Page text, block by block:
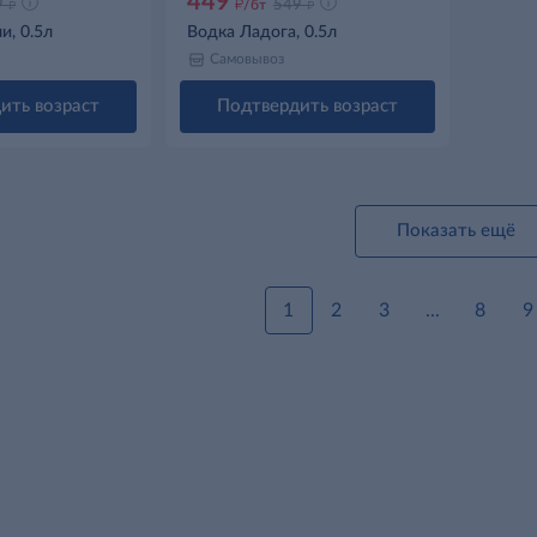
д
0.5л
возраст
/бт 549 д
Водка Ладога, 0.5л
Самовывоз
Подтвердить возраст
Показать ещё
1 2 3 ... 8 9